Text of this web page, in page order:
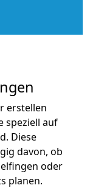
erstellen
speziell auf
Diese
davon, ob
oder
planen.